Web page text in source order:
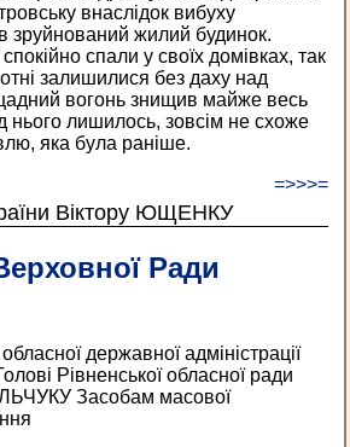
внаслідок вибуху
зруйнований жилий будинок.
спали у своїх домівках, так
залишилися без даху над
вогонь знищив майже весь
нього лишилось, зовсім не схоже
яка була раніше.
=>>>=
Віктору ЮЩЕНКУ
Ради
державної адміністрації
Рівненської обласної ради
Засобам масової